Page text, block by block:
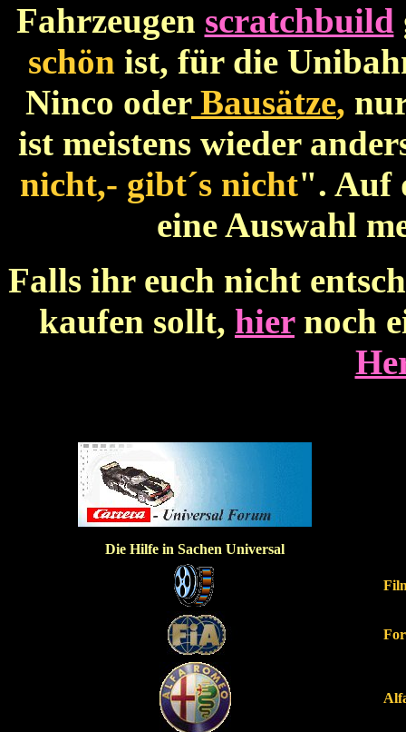
Fahrzeugen scratchbuild
schön ist, für die
Ninco oderBausätze,
ist meistens wieder
nicht,- gibt´s nicht". Auf
eine Auswahl
Falls ihr euch nicht
kaufen sollt, hiernoch
Die Hilfe in Sachen Universal